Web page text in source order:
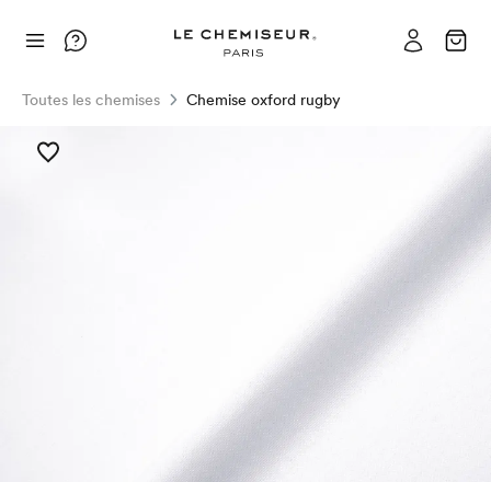
Toutes les chemises Chemise oxford rugby